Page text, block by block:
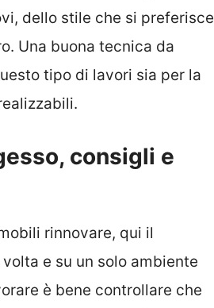
dello stile che si preferisce
Una buona tecnica da
tipo di lavori sia per la
consigli e
rinnovare, qui il
e su un solo ambiente
è bene controllare che